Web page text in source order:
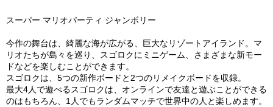
スーパー マリオパーティ ジャンボリー
今作の舞台は、綺麗な海が広がる、巨大なリゾートアイランド。マ
リオたちが島々を巡り、スゴロクにミニゲーム、さまざまな新モー
ドなどを楽しむことができます。
スゴロクは、5つの新作ボードと2つのリメイクボードを収録。
最大4人で遊べるスゴロクは、オンラインで友達と遊ぶことができる
のはもちろん、1人でもランダムマッチで世界中の人と楽しめます。